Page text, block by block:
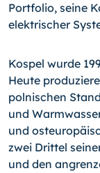
Portfolio, seine
elektrischer
Kospel wurde
Heute
polnischen
und
und
zwei Drittel
und den